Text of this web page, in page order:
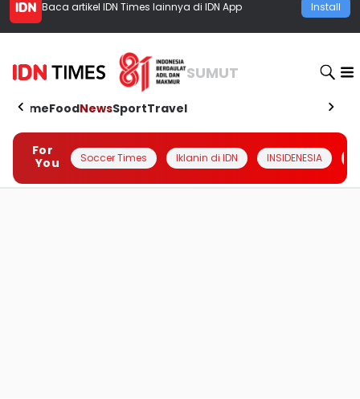
Baca artikel IDN Times lainnya di IDN App Install
SUMUT
HomeFoodNewsSportTravel
For
You
Soccer Times Iklanin di IDN INSIDENESIA